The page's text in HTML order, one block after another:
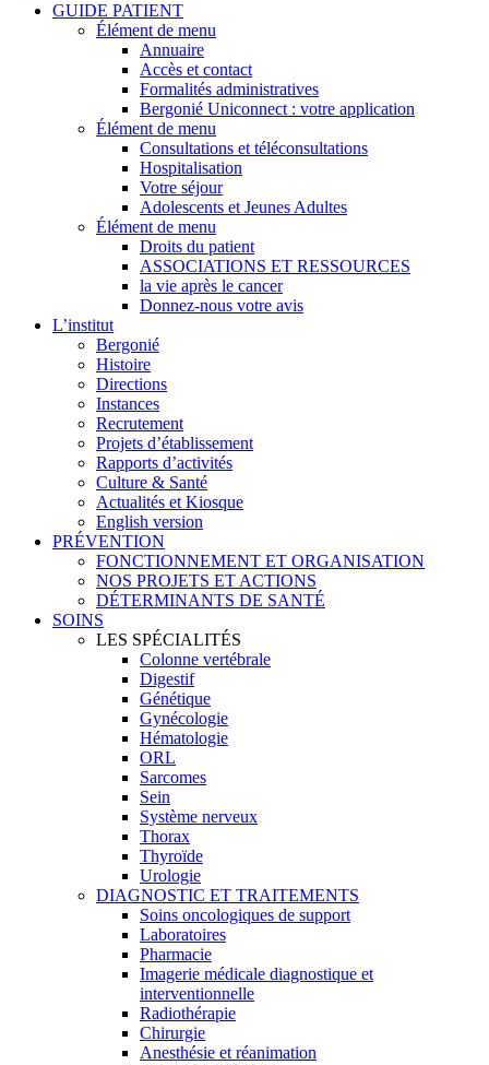
GUIDE PATIENT
Élément de menu
Annuaire
Accès et contact
Formalités administratives
Bergonié Uniconnect : votre application
Élément de menu
Consultations et téléconsultations
Hospitalisation
Votre séjour
Adolescents et Jeunes Adultes
Élément de menu
Droits du patient
ASSOCIATIONS ET RESSOURCES
la vie après le cancer
Donnez-nous votre avis
L’institut
Bergonié
Histoire
Directions
Instances
Recrutement
Projets d’établissement
Rapports d’activités
Culture & Santé
Actualités et Kiosque
English version
PRÉVENTION
FONCTIONNEMENT ET ORGANISATION
NOS PROJETS ET ACTIONS
DÉTERMINANTS DE SANTÉ
SOINS
LES SPÉCIALITÉS
Colonne vertébrale
Digestif
Génétique
Gynécologie
Hématologie
ORL
Sarcomes
Sein
Système nerveux
Thorax
Thyroïde
Urologie
DIAGNOSTIC ET TRAITEMENTS
Soins oncologiques de support
Laboratoires
Pharmacie
Imagerie médicale diagnostique et
interventionnelle
Radiothérapie
Chirurgie
Anesthésie et réanimation